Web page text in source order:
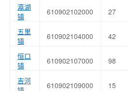
瀛湖
镇
610902102000 27
五里
镇
610902104000 42
恒口
镇
610902107000 98
吉河
610902109000 15